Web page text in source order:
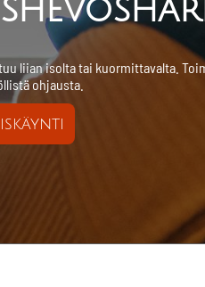
liian isolta tai kuormittavalta.
ohjausta.